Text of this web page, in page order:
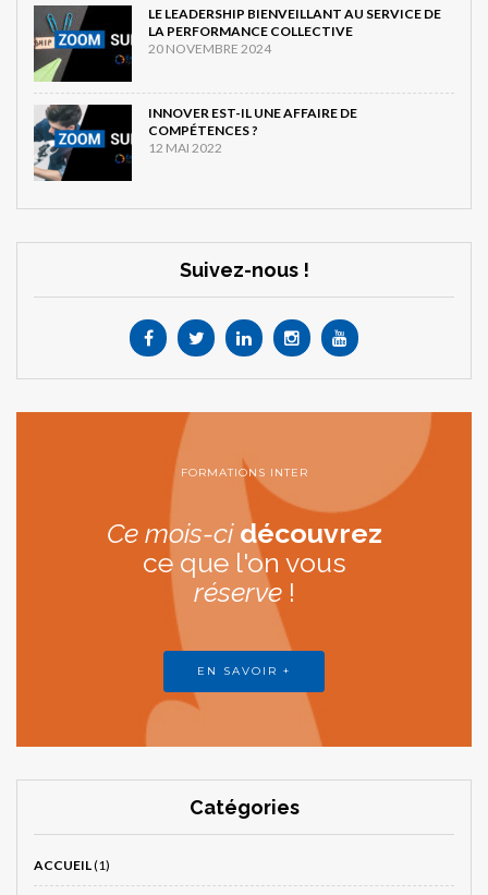
LE LEADERSHIP BIENVEILLANT AU SERVICE DE
LA PERFORMANCE COLLECTIVE
20 NOVEMBRE 2024
INNOVER EST-IL UNE AFFAIRE DE
COMPÉTENCES ?
12 MAI 2022
Suivez-nous !
FORMATIONS INTER
Ce mois-ci découvrez
ce que l'on vous
réserve!
EN SAVOIR +
Catégories
ACCUEIL(1)